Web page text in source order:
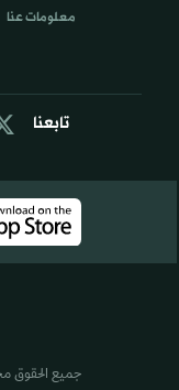
تابعنا
معلومات عنا
جميع الحقوق